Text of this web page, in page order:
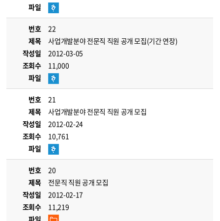
파일
번호
22
제목
사업개발분야 전문직 직원 공개 모집(기간 연장)
작성일
2012-03-05
조회수
11,000
파일
번호
21
제목
사업개발분야 전문직 직원 공개 모집
작성일
2012-02-24
조회수
10,761
파일
번호
20
제목
전문직 직원 공개 모집
작성일
2012-02-17
조회수
11,219
파일